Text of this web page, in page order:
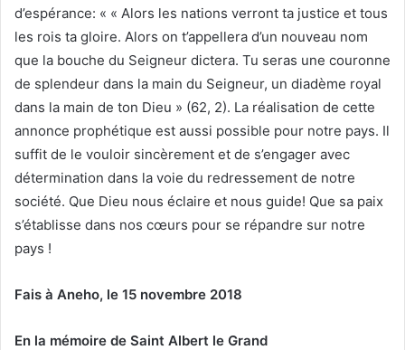
d’espérance: « « Alors les nations verront ta justice et tous
les rois ta gloire. Alors on t’appellera d’un nouveau nom
que la bouche du Seigneur dictera. Tu seras une couronne
de splendeur dans la main du Seigneur, un diadème royal
dans la main de ton Dieu » (62, 2). La réalisation de cette
annonce prophétique est aussi possible pour notre pays. Il
suffit de le vouloir sincèrement et de s’engager avec
détermination dans la voie du redressement de notre
société. Que Dieu nous éclaire et nous guide! Que sa paix
s’établisse dans nos cœurs pour se répandre sur notre
pays !
Fais à Aneho, le 15 novembre 2018
En la mémoire de Saint Albert le Grand